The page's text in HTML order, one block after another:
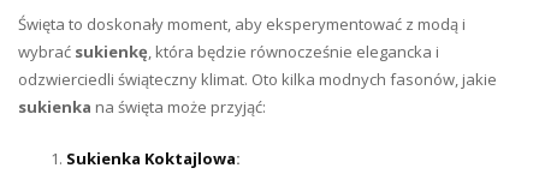
Święta to doskonały moment, aby eksperymentować z modą i
wybrać sukienkę, która będzie równocześnie elegancka i
odzwierciedli świąteczny klimat. Oto kilka modnych fasonów, jakie
sukienka na święta może przyjąć:
Sukienka Koktajlowa: